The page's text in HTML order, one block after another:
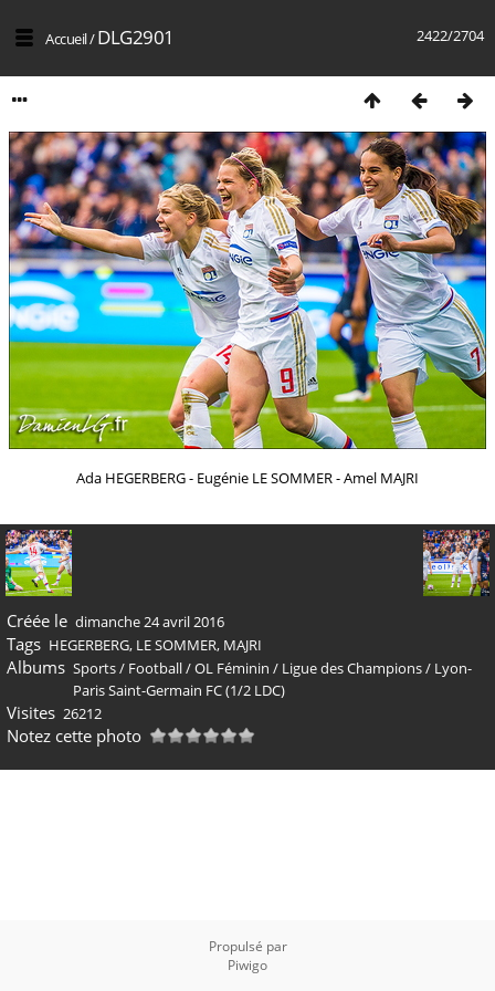
2422/2704
Accueil/DLG2901
Ada HEGERBERG - Eugénie LE SOMMER - Amel MAJRI
Créée le dimanche 24 avril 2016
Tags HEGERBERG, LE SOMMER, MAJRI
Albums Sports/ Football/OL Féminin / Ligue des Champions/ Lyon-
Paris Saint-Germain FC (1/2 LDC)
Visites 26212
Notez cette photo
Propulsé par
Piwigo